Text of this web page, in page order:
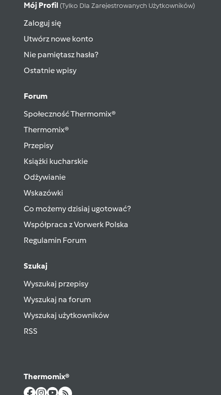
Mój Profil (tylko Dla Zarejestrowanych Użytkowników)
Zaloguj się
Utwórz nowe konto
Nie pamiętasz hasła?
Ostatnie wpisy
Forum
Społeczność Thermomix®
Thermomix®
Przepisy
Książki kucharskie
Odżywianie
Wskazówki
Co możemy dzisiaj ugotować?
Współpraca z Vorwerk Polska
Regulamin Forum
Szukaj
Wyszukaj przepisy
Wyszukaj na forum
Wyszukaj użytkowników
RSS
Thermomix®